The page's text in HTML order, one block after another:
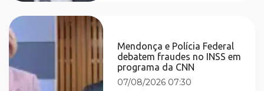
Mendonça e Polícia Federal
debatem fraudes no INSS em
programa da CNN
07/08/2026 07:30